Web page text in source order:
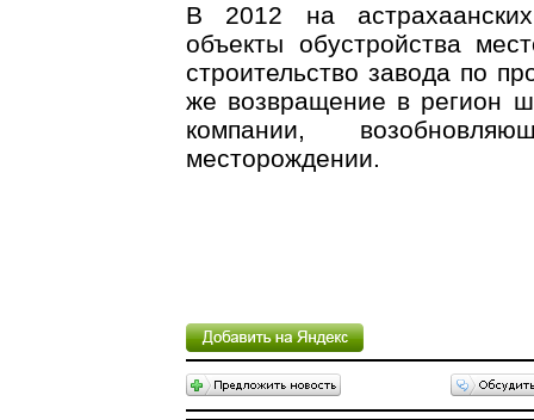
В 2012 на
объекты обустройства
строительство завода по
же возвращение в регион
компании,
месторождении.